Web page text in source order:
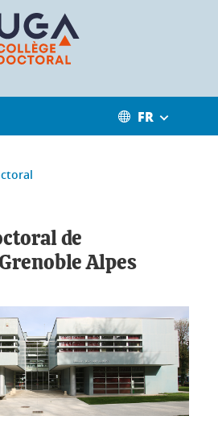
de recherche FR
l'Université Grenoble Alpes
de
Alpes